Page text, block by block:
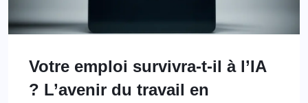
Votre emploi survivra-t-il à l’IA
? L’avenir du travail en